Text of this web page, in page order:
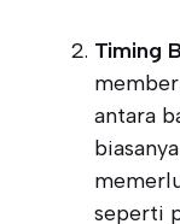
Timing
antara
seperti